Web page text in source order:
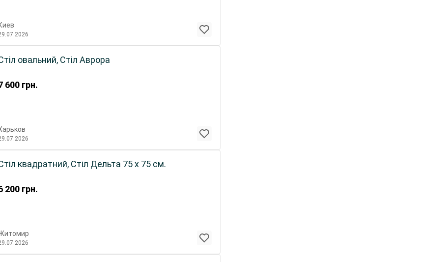
600 грн.
овальний, Стіл Аврора
200 грн.
квадратний, Стіл Дельта 75 х 75 см.